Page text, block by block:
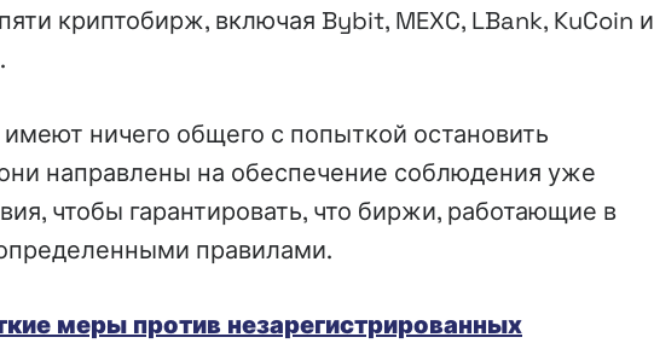
криптобирж, включая Bybit, MEXC, LBank, KuCoin и
ничего общего с попыткой остановить
направлены на обеспечение соблюдения уже
чтобы гарантировать, что биржи, работающие в
правилами.
меры против незарегистрированных